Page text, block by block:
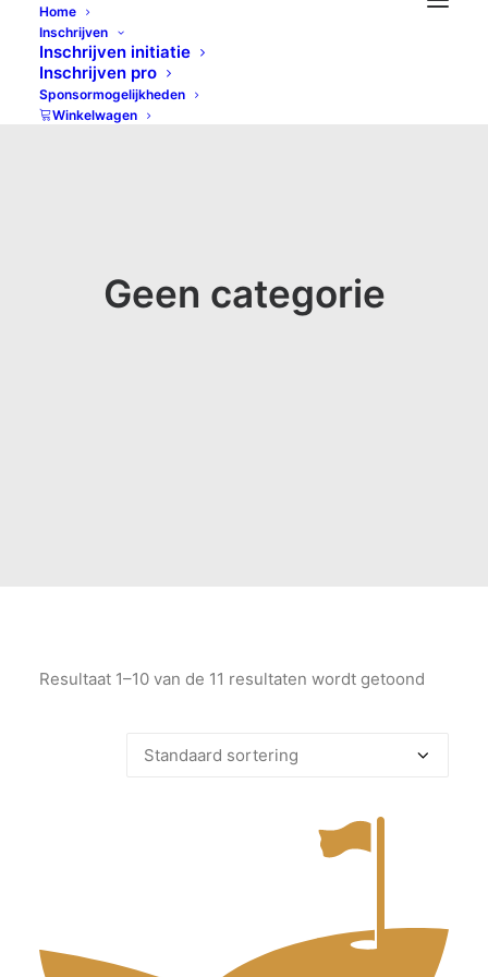
Home
Inschrijven
Inschrijven initiatie
Inschrijven pro
Sponsormogelijkheden
Winkelwagen
Geen categorie
Resultaat 1–10 van de 11 resultaten wordt getoond